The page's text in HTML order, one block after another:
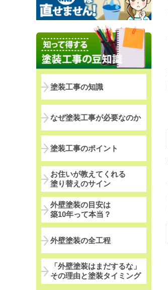
塗装工事の知識
なぜ塗装工事が必要なのか
塗装工事のポイント
お住いが教えてくれる
塗り替えのサイン
外壁塗装の目安は
築10年って本当？
外壁塗装の全工程
「外壁塗装はまだするな」
その理由と塗装タイミング